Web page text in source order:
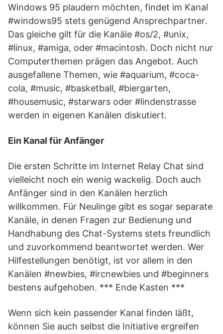
Windows 95 plaudern möchten, findet im Kanal
#windows95 stets genügend Ansprechpartner.
Das gleiche gilt für die Kanäle #os/2, #unix,
#linux, #amiga, oder #macintosh. Doch nicht nur
Computerthemen prägen das Angebot. Auch
ausgefallene Themen, wie #aquarium, #coca-
cola, #music, #basketball, #biergarten,
#housemusic, #starwars oder #lindenstrasse
werden in eigenen Kanälen diskutiert.
Ein Kanal für Anfänger
Die ersten Schritte im Internet Relay Chat sind
vielleicht noch ein wenig wackelig. Doch auch
Anfänger sind in den Kanälen herzlich
willkommen. Für Neulinge gibt es sogar separate
Kanäle, in denen Fragen zur Bedienung und
Handhabung des Chat-Systems stets freundlich
und zuvorkommend beantwortet werden. Wer
Hilfestellungen benötigt, ist vor allem in den
Kanälen #newbies, #ircnewbies und #beginners
bestens aufgehoben. *** Ende Kasten ***
Wenn sich kein passender Kanal finden läßt,
können Sie auch selbst die Initiative ergreifen